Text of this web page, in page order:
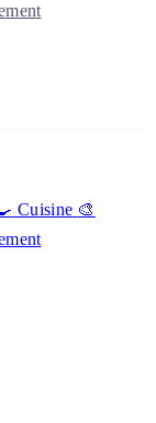
Cuisine 🎨